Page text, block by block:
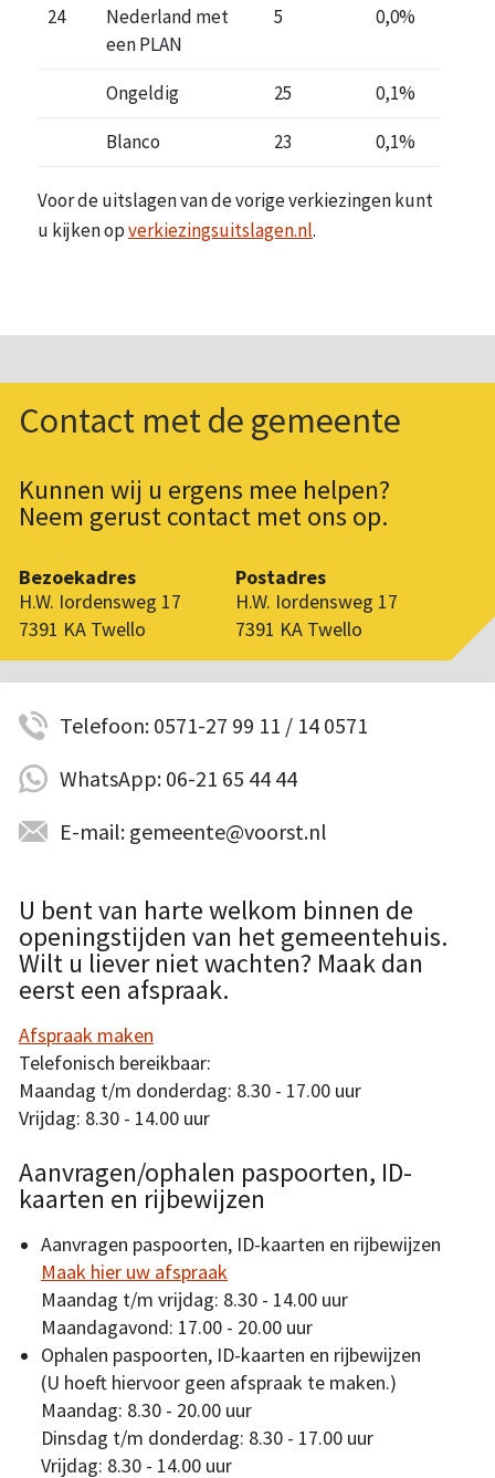
24
Nederland met
een PLAN
5 0,0%
Ongeldig 25
0,1%
Blanco
23 0,1%
Voor de uitslagen van de vorige verkiezingen kunt
u kijken opverkiezingsuitslagen.nl.
Contact met de gemeente
Kunnen wij u ergens mee helpen?
Neem gerust contact met ons op.
Bezoekadres
H.W. Iordensweg 17
7391 KA Twello
Postadres
H.W. Iordensweg 17
7391 KA Twello
Telefoon: 0571-27 99 11 / 14 0571
WhatsApp: 06-21 65 44 44
E-mail: gemeente@voorst.nl
U bent van harte welkom binnen de
openingstijden van het gemeentehuis.
Wilt u liever niet wachten? Maak dan
eerst een afspraak.
Afspraak maken
Telefonisch bereikbaar:
Maandag t/m donderdag: 8.30 - 17.00 uur
Vrijdag: 8.30 - 14.00 uur
Aanvragen/ophalen paspoorten, ID-
kaarten en rijbewijzen
Aanvragen paspoorten, ID-kaarten en rijbewijzen
Maak hier uw afspraak
Maandag t/m vrijdag: 8.30 - 14.00 uur
Maandagavond: 17.00 - 20.00 uur
Ophalen paspoorten, ID-kaarten en rijbewijzen
(U hoeft hiervoor geen afspraak te maken.)
Maandag: 8.30 - 20.00 uur
Dinsdag t/m donderdag: 8.30 - 17.00 uur
Vrijdag: 8.30 - 14.00 uur